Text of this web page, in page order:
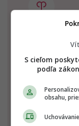
S cieľom
podľa
obsahu,